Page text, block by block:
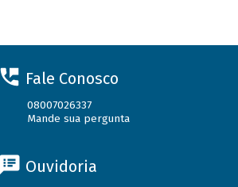
Fale Conosco
08007026337
Mande sua pergunta
Ouvidoria